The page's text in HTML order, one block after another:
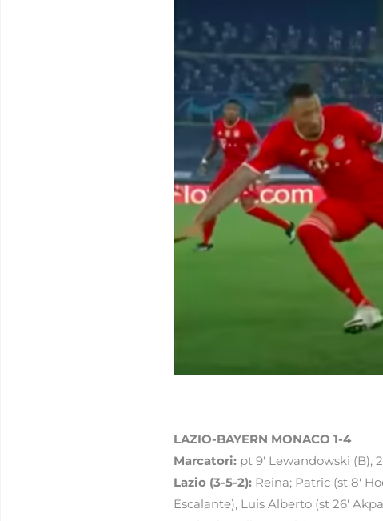
LAZIO-BAYERN MONACO 1-4
Marcatori: pt 9′ Lewandowski (B),
Lazio (3-5-2): Reina; Patric (st 8′
Escalante), Luis Alberto (st 26′